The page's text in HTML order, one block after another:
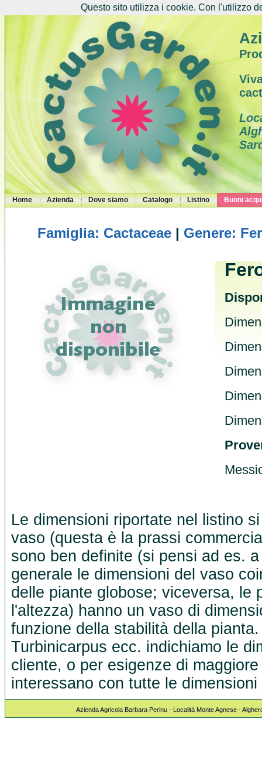
Home Azienda Dove siamo Catalogo Listino Buoni
Famiglia: Cactaceae | Genere:
Le dimensioni riportate nel listino
vaso (questa è la prassi
sono ben definite (si pensi ad es.
generale le dimensioni del vaso
delle piante globose; viceversa, le
l'altezza) hanno un vaso di
funzione della stabilità della
Turbinicarpus ecc. indichiamo le
cliente, o per esigenze di
interessano con tutte le
Azienda Agricola Barbara Perinu - Località Monte Agnese -
Questo sito utilizza i cookie. Con l'utilizzo